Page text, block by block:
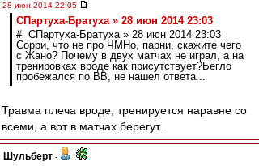
28 июн 2014 22:05
СПартуха-Братуха » 28 июн 2014 23:03
# СПартуха-Братуха » 28 июн 2014 23:03
Сорри, что не про ЧМНо, парни, скажите чего
с Жано? Почему в двух матчах не играл, а на
тренировках вроде как присутствует?Бегло
пробежался по ВВ, не нашел ответа...
Травма плеча вроде, тренируется наравне со
всеми, а вот в матчах берегут...
Шульберт -